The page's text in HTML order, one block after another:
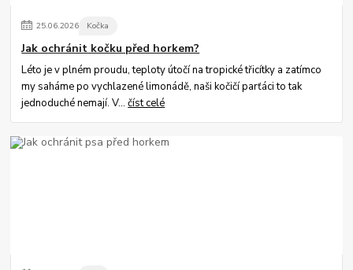
25.06.2026 Kočka
Jak ochránit kočku před horkem?
Léto je v plném proudu, teploty útočí na tropické třicítky a zatímco
my saháme po vychlazené limonádě, naši kočičí parťáci to tak
jednoduché nemají. V...číst celé